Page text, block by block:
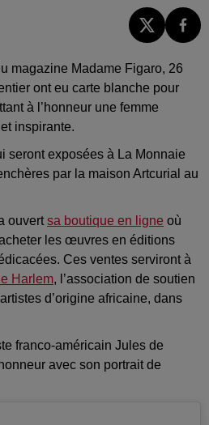
magazine Madame Figaro, 26
ont eu carte blanche pour
à l’honneur une femme
inspirante.
seront exposées à La Monnaie
par la maison Artcurial au
ouvertsa boutique en ligne où
les œuvres en éditions
Ces ventes serviront à
Harlem, l’association de soutien
d’origine africaine, dans
franco-américain Jules de
avec son portrait de